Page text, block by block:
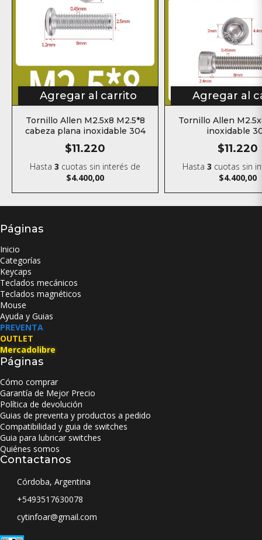
Agregar al carrito
Tornillo Allen M2.5x8 M2.5*8
cabeza plana inoxidable 304
$11.220
Hasta3 cuotas sin interés de
$4.400,00
Agregar al
Tornillo Allen
inoxidable
$11.220
Hasta3 cuotas sin
$4.400,00
Páginas
Inicio
Categorías
Keycaps
Teclados mecánicos
Teclados magnéticos
Mouse
Ayuda y Guias
PREVENTA
OUTLET
Mercadolibre
Páginas
Cómo comprar
Garantía de Mejor Precio
Política de devolución
Guias de preventa y productos a pedido
Compatibilidad y guia de switches
Guia para lubricar switches
Quiénes somos
Contactanos
Córdoba, Argentina
+5493517630078
cytinfoar@gmail.com